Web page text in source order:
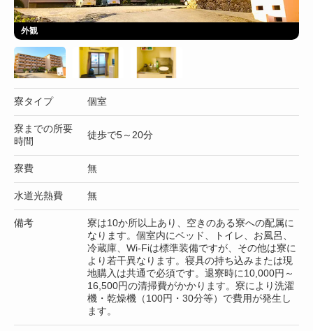
外観
寮タイプ 個室
寮までの所要
時間
徒歩で5～20分
寮費 無
水道光熱費 無
備考
寮は10か所以上あり、空きのある寮への配属に
なります。個室内にベッド、トイレ、お風呂、
冷蔵庫、Wi-Fiは標準装備ですが、その他は寮に
より若干異なります。寝具の持ち込みまたは現
地購入は共通で必須です。退寮時に10,000円～
16,500円の清掃費がかかります。寮により洗濯
機・乾燥機（100円・30分等）で費用が発生し
ます。